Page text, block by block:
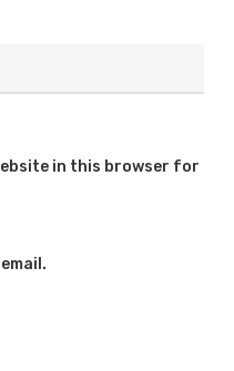
in this browser for